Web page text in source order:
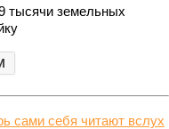
тысячи земельных